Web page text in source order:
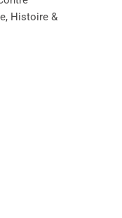
Histoire &